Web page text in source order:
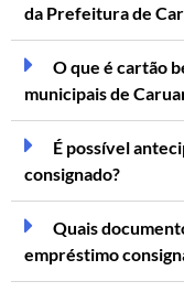
da Prefeitura de
O que é cartão
municipais de
É possível
consignado?
Quais
empréstimo